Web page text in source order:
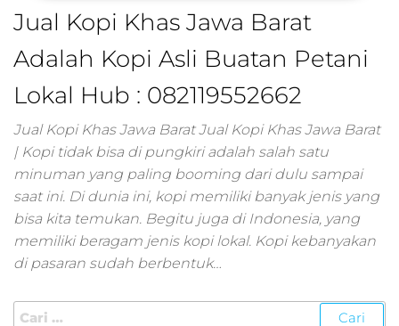
smm,media
marketing
online offline,jasa
digital marketing
murah,marketing
digital
page marketing
digital,digital
marketing untuk
umkm,digital
digital
marketing,maksud
Jual Kopi Khas Jawa Barat
Adalah Kopi Asli Buatan Petani
Lokal Hub : 082119552662
Jual Kopi Khas Jawa Barat Jual Kopi Khas Jawa Barat
| Kopi tidak bisa di pungkiri adalah salah satu
minuman yang paling booming dari dulu sampai
saat ini. Di dunia ini, kopi memiliki banyak jenis yang
bisa kita temukan. Begitu juga di Indonesia, yang
memiliki beragam jenis kopi lokal. Kopi kebanyakan
di pasaran sudah berbentuk…